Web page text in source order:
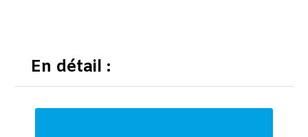
En détail :